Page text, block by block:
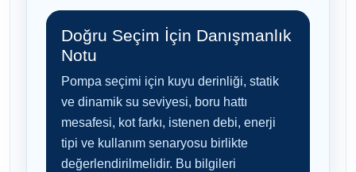
Doğru Seçim İçin Danışmanlık
Notu
Pompa seçimi için kuyu derinliği, statik
ve dinamik su seviyesi, boru hattı
mesafesi, kot farkı, istenen debi, enerji
tipi ve kullanım senaryosu birlikte
değerlendirilmelidir. Bu bilgileri